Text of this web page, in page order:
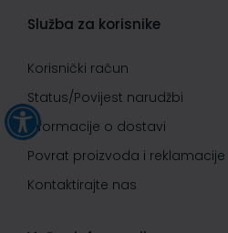
Služba za korisnike
Korisnički račun
Status/Povijest narudžbi
Informacije o dostavi
Povrat proizvoda i reklamacije
Kontaktirajte nas